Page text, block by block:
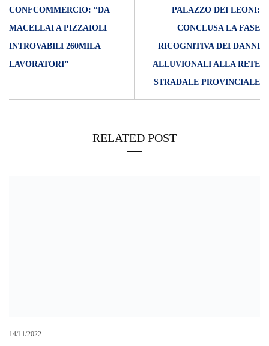
CONFCOMMERCIO: “DA
MACELLAI A PIZZAIOLI
INTROVABILI 260MILA
LAVORATORI”
PALAZZO DEI LEONI:
CONCLUSA LA FASE
RICOGNITIVA DEI DANNI
ALLUVIONALI ALLA RETE
STRADALE PROVINCIALE
RELATED POST